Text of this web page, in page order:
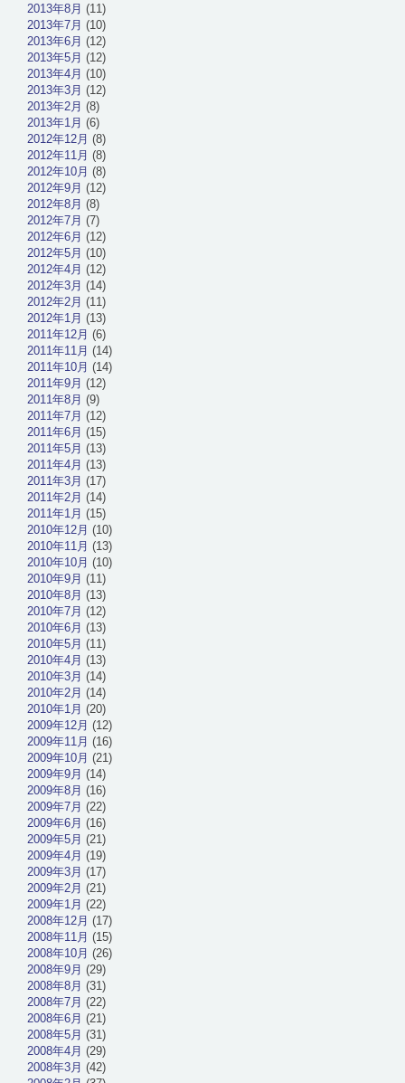
2013年8月 (11)
2013年7月 (10)
2013年6月 (12)
2013年5月 (12)
2013年4月 (10)
2013年3月 (12)
2013年2月 (8)
2013年1月 (6)
2012年12月 (8)
2012年11月 (8)
2012年10月 (8)
2012年9月 (12)
2012年8月 (8)
2012年7月 (7)
2012年6月 (12)
2012年5月 (10)
2012年4月 (12)
2012年3月 (14)
2012年2月 (11)
2012年1月 (13)
2011年12月 (6)
2011年11月 (14)
2011年10月 (14)
2011年9月 (12)
2011年8月 (9)
2011年7月 (12)
2011年6月 (15)
2011年5月 (13)
2011年4月 (13)
2011年3月 (17)
2011年2月 (14)
2011年1月 (15)
2010年12月 (10)
2010年11月 (13)
2010年10月 (10)
2010年9月 (11)
2010年8月 (13)
2010年7月 (12)
2010年6月 (13)
2010年5月 (11)
2010年4月 (13)
2010年3月 (14)
2010年2月 (14)
2010年1月 (20)
2009年12月 (12)
2009年11月 (16)
2009年10月 (21)
2009年9月 (14)
2009年8月 (16)
2009年7月 (22)
2009年6月 (16)
2009年5月 (21)
2009年4月 (19)
2009年3月 (17)
2009年2月 (21)
2009年1月 (22)
2008年12月 (17)
2008年11月 (15)
2008年10月 (26)
2008年9月 (29)
2008年8月 (31)
2008年7月 (22)
2008年6月 (21)
2008年5月 (31)
2008年4月 (29)
2008年3月 (42)